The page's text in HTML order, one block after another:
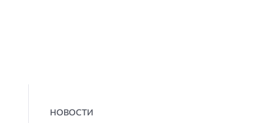
НОВОСТИ